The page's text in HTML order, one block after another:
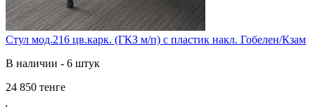
Стул мод.216 цв.карк. (ГКЗ м/п) с пластик накл. Гобелен/Кзам
В наличии - 6 штук
24 850 тенге